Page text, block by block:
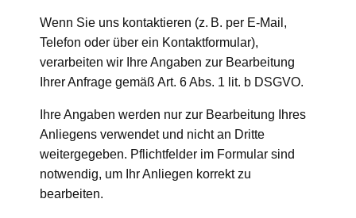
Wenn Sie uns kontaktieren (z. B. per E-Mail,
Telefon oder über ein Kontaktformular),
verarbeiten wir Ihre Angaben zur Bearbeitung
Ihrer Anfrage gemäß Art. 6 Abs. 1 lit. b DSGVO.
Ihre Angaben werden nur zur Bearbeitung Ihres
Anliegens verwendet und nicht an Dritte
weitergegeben. Pflichtfelder im Formular sind
notwendig, um Ihr Anliegen korrekt zu
bearbeiten.